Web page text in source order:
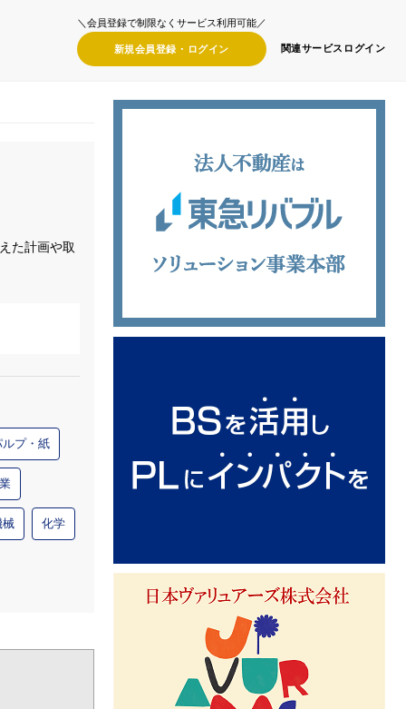
＼会員登録で制限なくサービス利用可能／
新規会員登録・ ログイン 関連サービス ログイン
た計画や取
ルプ・紙
械 化学